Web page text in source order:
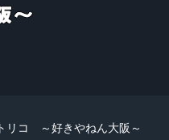
リコ ～好きやねん大阪～